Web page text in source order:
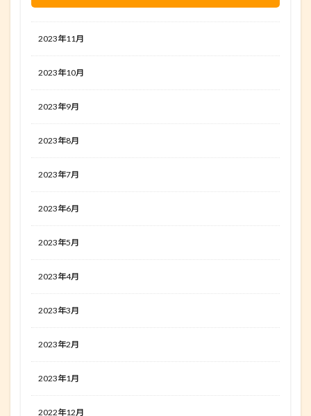
2023年11月
2023年10月
2023年9月
2023年8月
2023年7月
2023年6月
2023年5月
2023年4月
2023年3月
2023年2月
2023年1月
2022年12月